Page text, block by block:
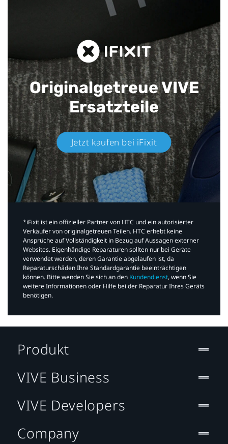
Originalgetreue VIVE
Ersatzteile
Jetzt kaufen bei iFixit​
*iFixit ist ein offizieller Partner von HTC und ein autorisierter
Verkäufer von originalgetreuen Teilen. HTC erhebt keine
Ansprüche auf Vollständigkeit in Bezug auf Aussagen externer
Websites. Eigenhändige Reparaturen sollten nur bei Geräte
verwendet werden, deren Garantie abgelaufen ist, da
Reparaturschäden Ihre Standardgarantie beeinträchtigen
können. Bitte wenden Sie sich an den Kundendienst, wenn Sie
weitere Informationen oder Hilfe bei der Reparatur Ihres Geräts
benötigen.​
Produkt
VIVE Business
VIVE Developers
Company